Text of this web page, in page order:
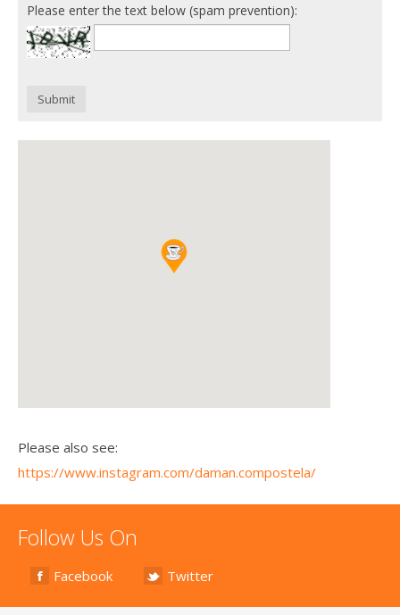
Please enter the text below (spam prevention):
Submit
Please also see:
https://www.instagram.com/daman.compostela/
Follow Us On
Facebook Twitter